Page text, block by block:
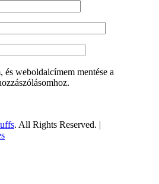
és weboldalcímem mentése a
. All Rights Reserved. |